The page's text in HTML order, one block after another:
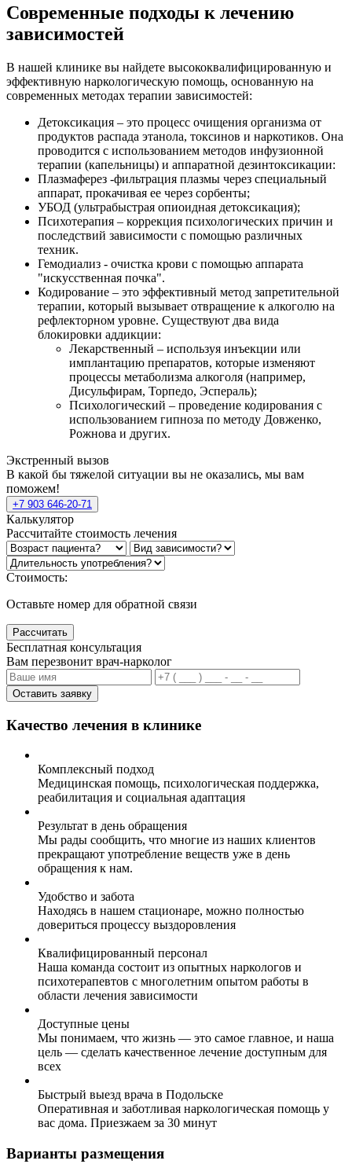
Современные подходы к лечению
зависимостей
В нашей клинике вы найдете высококвалифицированную и
эффективную наркологическую помощь, основанную на
современных методах терапии зависимостей:
Детоксикация – это процесс очищения организма от
продуктов распада этанола, токсинов и наркотиков. Она
проводится с использованием методов инфузионной
терапии (капельницы) и аппаратной дезинтоксикации:
Плазмаферез -фильтрация плазмы через специальный
аппарат, прокачивая ее через сорбенты;
УБОД (ультрабыстрая опиоидная детоксикация);
Психотерапия – коррекция психологических причин и
последствий зависимости с помощью различных
техник.
Гемодиализ - очистка крови с помощью аппарата
"искусственная почка".
Кодирование – это эффективный метод запретительной
терапии, который вызывает отвращение к алкоголю на
рефлекторном уровне. Существуют два вида
блокировки аддикции:
Лекарственный – используя инъекции или
имплантацию препаратов, которые изменяют
процессы метаболизма алкоголя (например,
Дисульфирам, Торпедо, Эспераль);
Психологический – проведение кодирования с
использованием гипноза по методу Довженко,
Рожнова и других.
Экстренный вызов
В какой бы тяжелой ситуации вы не оказались, мы вам
поможем!
+7 903 646-20-71
Калькулятор
Рассчитайте стоимость лечения
Стоимость:
Оставьте номер для обратной связи
Рассчитать
Бесплатная консультация
Вам перезвонит врач-нарколог
Оставить заявку
Качество лечения в клинике
Комплексный подход
Медицинская помощь, психологическая поддержка,
реабилитация и социальная адаптация
Результат в день обращения
Мы рады сообщить, что многие из наших клиентов
прекращают употребление веществ уже в день
обращения к нам.
Удобство и забота
Находясь в нашем стационаре, можно полностью
довериться процессу выздоровления
Квалифицированный персонал
Наша команда состоит из опытных наркологов и
психотерапевтов с многолетним опытом работы в
области лечения зависимости
Доступные цены
Мы понимаем, что жизнь — это самое главное, и наша
цель — сделать качественное лечение доступным для
всех
Быстрый выезд врача в Подольске
Оперативная и заботливая наркологическая помощь у
вас дома. Приезжаем за 30 минут
Варианты размещения